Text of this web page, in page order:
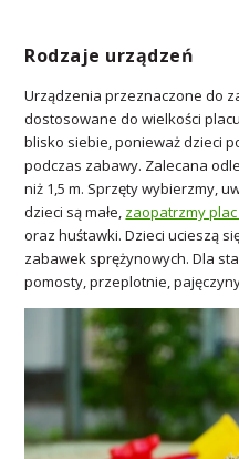
Rodzaje urządzeń
Urządzenia przeznaczone do
dostosowane do wielkości
blisko siebie, ponieważ dzieci
podczas zabawy. Zalecana
niż 1,5 m. Sprzęty wybierzmy,
dzieci są małe, zaopatrzmy
oraz huśtawki. Dzieci ucieszą
zabawek sprężynowych. Dla
pomosty, przeplotnie,